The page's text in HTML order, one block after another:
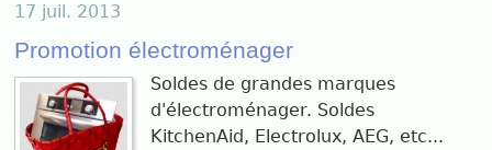
17 juil. 2013
Promotion électroménager
Soldes de grandes marques
d'électroménager. Soldes
KitchenAid, Electrolux, AEG, etc...